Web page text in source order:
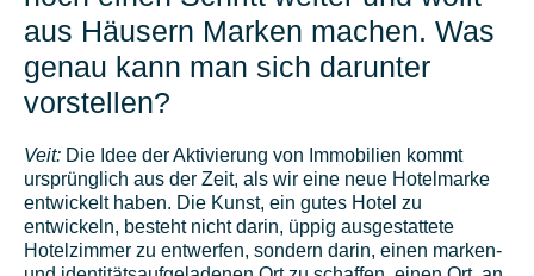
aus Häusern Marken machen. Was
genau kann man sich darunter
vorstellen?
Veit: Die Idee der Aktivierung von Immobilien kommt
ursprünglich aus der Zeit, als wir eine neue Hotelmarke
entwickelt haben. Die Kunst, ein gutes Hotel zu
entwickeln, besteht nicht darin, üppig ausgestattete
Hotelzimmer zu entwerfen, sondern darin, einen marken-